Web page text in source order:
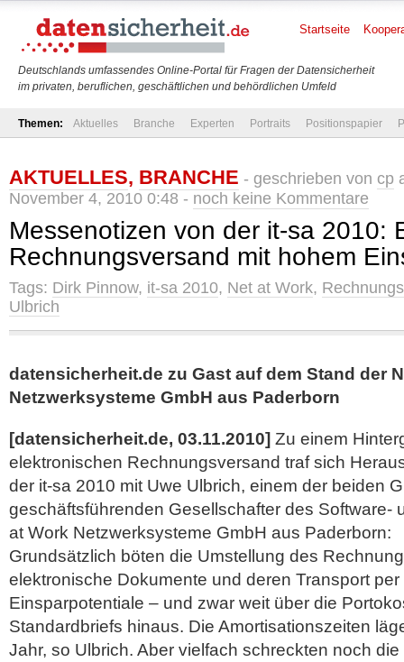
Deutschlands umfassendes Online-Portal für Fragen der Datensicherheit
im privaten, beruflichen, geschäftlichen und behördlichen Umfeld
Startseite
Themen: Aktuelles Branche Experten Portraits Positionspapier
AKTUELLES, BRANCHE - geschrieben von cp
November 4, 2010 0:48 - noch keine Kommentare
Messenotizen von der it-sa 2010:
Rechnungsversand mit hohem
Tags: Dirk Pinnow, it-sa 2010, Net at Work,
Ulbrich
datensicherheit.de zu Gast auf dem Stand der
Netzwerksysteme GmbH aus Paderborn
[datensicherheit.de, 03.11.2010] Zu einem
elektronischen Rechnungsversand traf sich
der it-sa 2010 mit Uwe Ulbrich, einem der beiden
geschäftsführenden Gesellschafter des Software-
at Work Netzwerksysteme GmbH aus Paderborn:
Grundsätzlich böten die Umstellung des
elektronische Dokumente und deren Transport
Einsparpotentiale – und zwar weit über die
Standardbriefs hinaus. Die Amortisationszeiten
Jahr, so Ulbrich. Aber vielfach schreckten noch